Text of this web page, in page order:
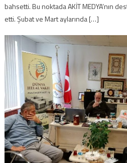
bahsetti. Bu noktada AKİT MEDYA’nın
etti. Şubat ve Mart aylarında […]